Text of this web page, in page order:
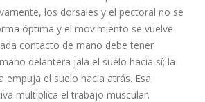
los dorsales y el pectoral no se
óptima y el movimiento se vuelve
contacto de mano debe tener
delantera jala el suelo hacia sí; la
empuja el suelo hacia atrás. Esa
multiplica el trabajo muscular.